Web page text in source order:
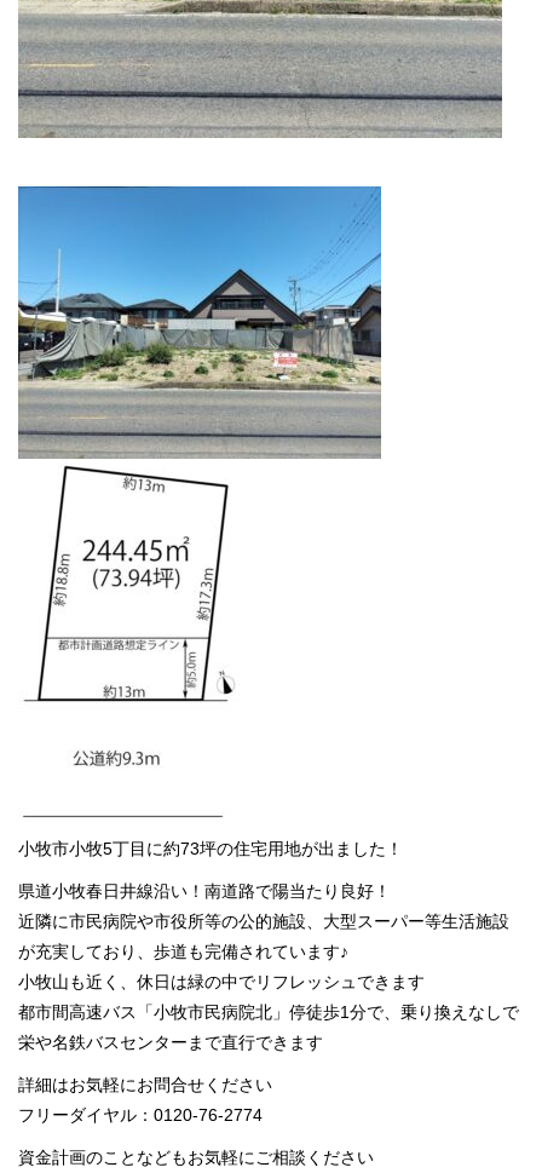
小牧市小牧5丁目に約73坪の住宅用地が出ました！
県道小牧春日井線沿い！南道路で陽当たり良好！
近隣に市民病院や市役所等の公的施設、大型スーパー等生活施設
が充実しており、歩道も完備されています♪
小牧山も近く、休日は緑の中でリフレッシュできます
都市間高速バス「小牧市民病院北」停徒歩1分で、乗り換えなしで
栄や名鉄バスセンターまで直行できます
詳細はお気軽にお問合せください
フリーダイヤル：0120-76-2774
資金計画のことなどもお気軽にご相談ください